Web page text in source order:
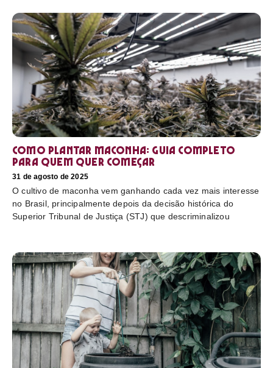
Como plantar maconha: guia completo
para quem quer começar
31 de agosto de 2025
O cultivo de maconha vem ganhando cada vez mais interesse
no Brasil, principalmente depois da decisão histórica do
Superior Tribunal de Justiça (STJ) que descriminalizou